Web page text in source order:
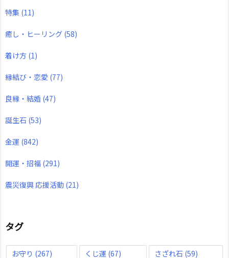
特集 (11)
癒し・ヒーリング (58)
着け方 (1)
縁結び・恋愛 (77)
良縁・結婚 (47)
誕生石 (53)
金運 (842)
開運・招福 (291)
震災復興 応援活動 (21)
タグ
お守り (267) くじ運 (67) さざれ石 (59)